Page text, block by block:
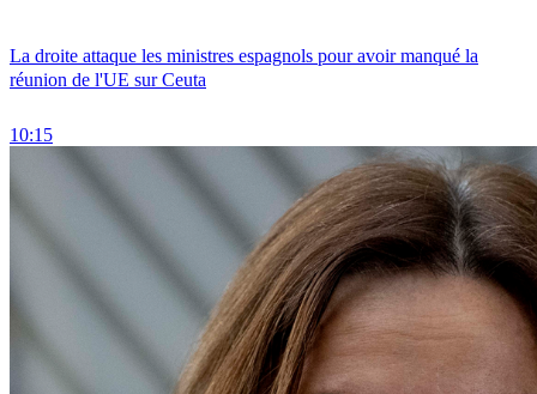
La droite attaque les ministres espagnols pour avoir manqué la
réunion de l'UE sur Ceuta
10:15